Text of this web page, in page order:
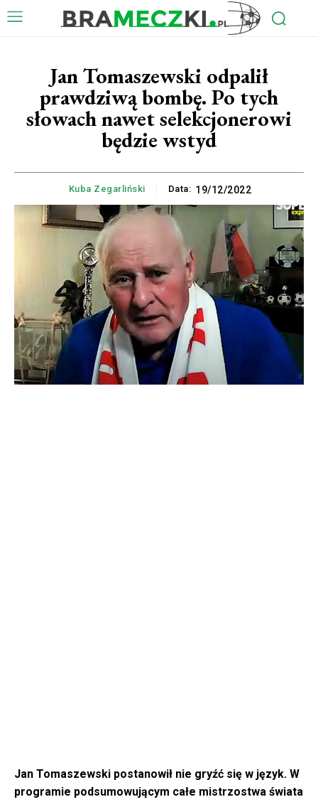
Jan Tomaszewski odpalił
prawdziwą bombę. Po tych
słowach nawet selekcjonerowi
będzie wstyd
Kuba Zegarliński Data: 19/12/2022
Jan Tomaszewski postanowił nie gryźć się w język. W
programie podsumowującym całe mistrzostwa świata